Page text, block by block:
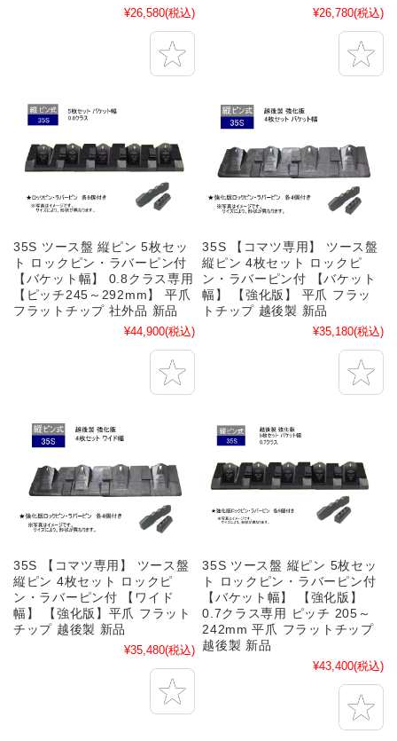
¥26,580(税込) ¥26,780(税込)
35S ツース盤 縦ピン 5枚セッ
ト ロックピン・ラバーピン付
【バケット幅】 0.8クラス専用
【ピッチ245～292mm】 平爪
フラットチップ 社外品 新品
¥44,900(税込)
35S 【コマツ専用】 ツース盤
縦ピン 4枚セット ロックピ
ン・ラバーピン付 【バケット
幅】 【強化版】 平爪 フラッ
トチップ 越後製 新品
¥35,180(税込)
35S 【コマツ専用】 ツース盤
縦ピン 4枚セット ロックピ
ン・ラバーピン付 【ワイド
幅】 【強化版】平爪 フラット
チップ 越後製 新品
¥35,480(税込)
35S ツース盤 縦ピン 5枚セッ
ト ロックピン・ラバーピン付
【バケット幅】 【強化版】
0.7クラス専用 ピッチ 205～
242mm 平爪 フラットチップ
越後製 新品
¥43,400(税込)